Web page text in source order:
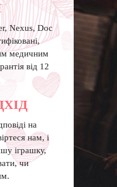
Nexus, Doc
медичним
від 12
на
нам, і
іграшку,
чи